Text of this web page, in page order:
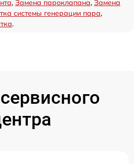
, Замена пароклапана, Замена
системы генерации пара,
.